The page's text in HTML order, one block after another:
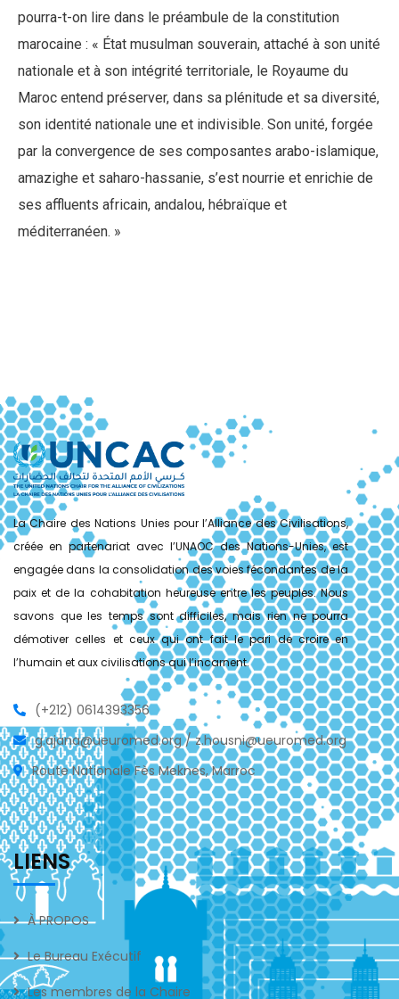
pourra-t-on lire dans le préambule de la constitution
marocaine : « État musulman souverain, attaché à son unité
nationale et à son intégrité territoriale, le Royaume du
Maroc entend préserver, dans sa plénitude et sa diversité,
son identité nationale une et indivisible. Son unité, forgée
par la convergence de ses composantes arabo-islamique,
amazighe et saharo-hassanie, s’est nourrie et enrichie de
ses affluents africain, andalou, hébraïque et
méditerranéen. »
La Chaire des Nations Unies pour l’Alliance des Civilisations,
créée en partenariat avec l’UNAOC des Nations-Unies, est
engagée dans la consolidation des voies fécondantes de la
paix et de la cohabitation heureuse entre les peuples. Nous
savons que les temps sont difficiles, mais rien ne pourra
démotiver celles et ceux qui ont fait le pari de croire en
l’humain et aux civilisations qui l’incarnent.
(+212) 0614393356
g.ajana@ueuromed.org / z.housni@ueuromed.org
Route Nationale Fès Meknes, Marroc
LIENS
À PROPOS
Le Bureau Exécutif
Les membres de la Chaire